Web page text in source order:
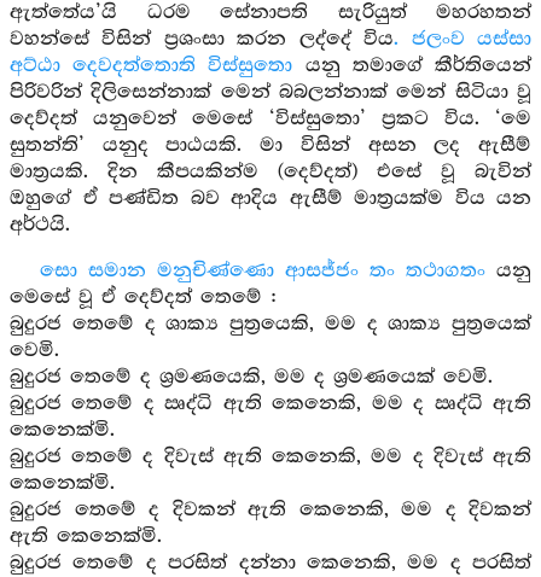
ඇත්තේය’යි ධරම සේනාපති සැරියුත් මහරහතන්
වහන්සේ විසින් ප්‍රශංසා කරන ලද්දේ විය. ජලංව යස්සා
අට්ඨා දෙවදත්තොති විස්සුතො යනු තමාගේ කීර්තියෙන්
පිරිවරින් දිලිසෙන්නාක් මෙන් බබලන්නාක් මෙන් සිටියා වූ
දෙව්දත් යනුවෙන් මෙසේ ‘විස්සුතො’ ප්‍රකට විය. ‘මෙ
සුතන්ති’ යනුද පාඨයකි. මා විසින් අසන ලද ඇසීම්
මාත්‍රයකි. දින කීපයකින්ම (දෙව්දත්) එසේ වූ බැවින්
ඔහුගේ ඒ පණ්ඩිත බව ආදිය ඇසීම් මාත්‍රයක්ම විය යන
අර්ථයි.
සො සමාන මනුචිණ්ණො ආසජ්ජං තං තථාගතංයනු
මෙසේ වූ ඒ දෙව්දත් තෙමේ :
බුදුරජ තෙමේ ද ශාක්‍ය පුත්‍රයෙකි, මම ද ශාක්‍ය පුත්‍රයෙක්
වෙමි.
බුදුරජ තෙමේ ද ශ්‍රමණයෙකි, මම ද ශ්‍රමණයෙක් වෙමි.
බුදුරජ තෙමේ ද ඍද්ධි ඇති කෙනෙකි, මම ද ඍද්ධි ඇති
කෙනෙක්මි.
බුදුරජ තෙමේ ද දිවැස් ඇති කෙනෙකි, මම ද දිවැස් ඇති
කෙනෙක්මි.
බුදුරජ තෙමේ ද දිවකන් ඇති කෙනෙකි, මම ද දිවකන්
ඇති කෙනෙක්මි.
බුදුරජ තෙමේ ද පරසිත් දන්නා කෙනෙකි, මම ද පරසිත්